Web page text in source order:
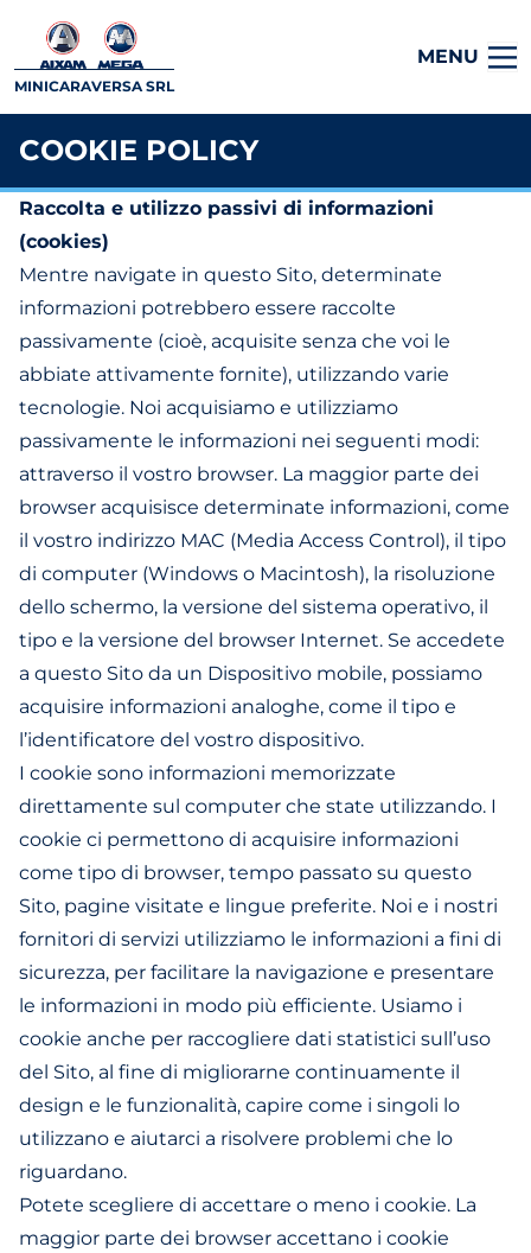
MINICARAVERSA SRL
MENU
COOKIE POLICY
Raccolta e utilizzo passivi di informazioni
(cookies)
Mentre navigate in questo Sito, determinate
informazioni potrebbero essere raccolte
passivamente (cioè, acquisite senza che voi le
abbiate attivamente fornite), utilizzando varie
tecnologie. Noi acquisiamo e utilizziamo
passivamente le informazioni nei seguenti modi:
attraverso il vostro browser. La maggior parte dei
browser acquisisce determinate informazioni, come
il vostro indirizzo MAC (Media Access Control), il tipo
di computer (Windows o Macintosh), la risoluzione
dello schermo, la versione del sistema operativo, il
tipo e la versione del browser Internet. Se accedete
a questo Sito da un Dispositivo mobile, possiamo
acquisire informazioni analoghe, come il tipo e
l’identificatore del vostro dispositivo.
I cookie sono informazioni memorizzate
direttamente sul computer che state utilizzando. I
cookie ci permettono di acquisire informazioni
come tipo di browser, tempo passato su questo
Sito, pagine visitate e lingue preferite. Noi e i nostri
fornitori di servizi utilizziamo le informazioni a fini di
sicurezza, per facilitare la navigazione e presentare
le informazioni in modo più efficiente. Usiamo i
cookie anche per raccogliere dati statistici sull’uso
del Sito, al fine di migliorarne continuamente il
design e le funzionalità, capire come i singoli lo
utilizzano e aiutarci a risolvere problemi che lo
riguardano.
Potete scegliere di accettare o meno i cookie. La
maggior parte dei browser accettano i cookie